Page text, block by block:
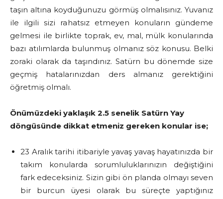
taşın altına koyduğunuzu görmüş olmalısınız. Yuvanız
ile ilgili sizi rahatsız etmeyen konuların gündeme
gelmesi ile birlikte toprak, ev, mal, mülk konularında
bazı atılımlarda bulunmuş olmanız söz konusu. Belki
zoraki olarak da taşındınız. Satürn bu dönemde size
geçmiş hatalarınızdan ders almanız gerektiğini
öğretmiş olmalı.
Önümüzdeki yaklaşık 2.5 senelik Satürn Yay
döngüsünde dikkat etmeniz gereken konular ise;
23 Aralık tarihi itibariyle yavaş yavaş hayatınızda bir
takım konularda sorumluluklarınızın değiştiğini
fark edeceksiniz. Sizin gibi ön planda olmayı seven
bir burcun üyesi olarak bu süreçte yaptığınız